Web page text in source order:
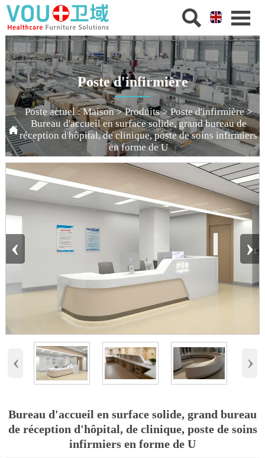
 
Poste d'infirmière

Poste actuel :Maison>Produits>Poste d'infirmière>
Bureau d'accueil en surface solide, grand bureau de
réception d'hôpital, de clinique, poste de soins infirmiers
en forme de U
‹ ›
‹ ›
Bureau d'accueil en surface solide, grand bureau
de réception d'hôpital, de clinique, poste de soins
infirmiers en forme de U